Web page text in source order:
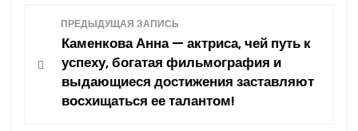
ПРЕДЫДУЩАЯ ЗАПИСЬ
Каменкова Анна — актриса, чей путь к
успеху, богатая фильмография и
выдающиеся достижения заставляют
восхищаться ее талантом!